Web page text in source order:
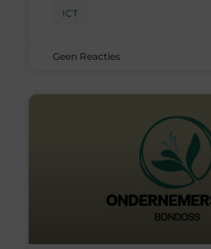
ICT
Geen Reacties